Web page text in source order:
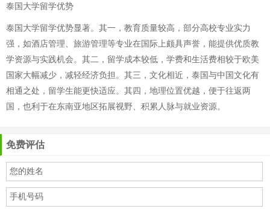
泰国大学留学优势
泰国大学留学优势显著。其一，教育质量较高，部分高校专业实力
强，如酒店管理、旅游管理等专业在国际上颇具声誉，能提供优质教
学资源与实践机会。其二，留学成本较低，学费和生活费相较于欧美
国家大幅减少，减轻经济负担。其三，文化相近，泰国与中国文化有
相通之处，留学生能更快适应。其四，地理位置优越，便于往返两
国，也利于在东南亚地区拓展视野、积累人脉与就业资源。
免费评估